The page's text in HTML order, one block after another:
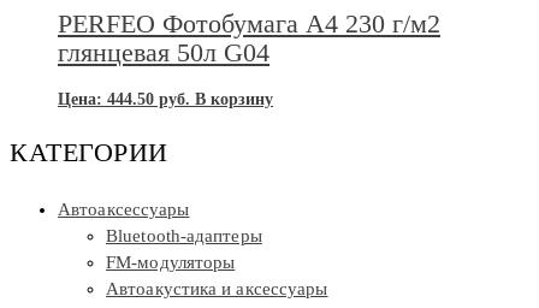
PERFEO Фотобумага А4 230 г/м2
глянцевая 50л G04
Цена: 444.50 руб. В корзину
КАТЕГОРИИ
Автоаксессуары
Bluetooth-адаптеры
FM-модуляторы
Автоакустика и аксессуары